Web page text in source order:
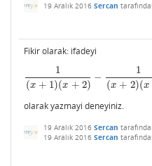
19 Aralık 2016 Sercan
Fikir olarak: ifadeyi
1
(x + 1)(x + 2)
−
1
(x + 2)(x
1(x+1)(x+2 )−1 (x+2)(x+3)
olarak yazmayi deneyiniz.
19 Aralık 2016 Sercan
19 Aralık 2016 Sercan